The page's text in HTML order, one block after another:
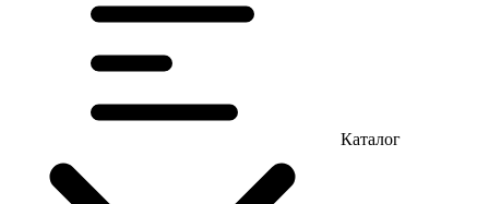
Каталог